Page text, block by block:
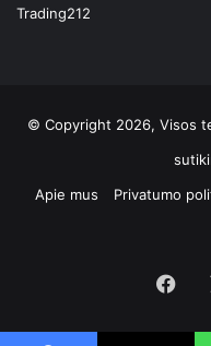
Trading212
© Copyright 2026, Visos
Apie mus
Privatumo